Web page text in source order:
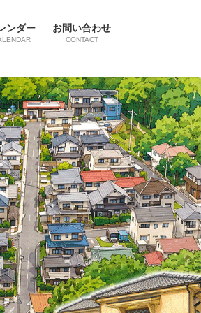
ンダー お問い合わせ
CONTACT
Next